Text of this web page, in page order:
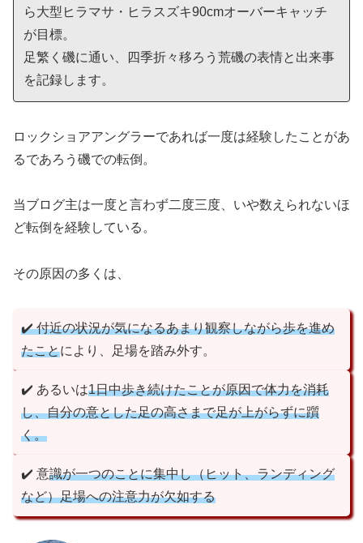
ら大型ヒラマサ・ヒラスズキ90cmオーバーキャッチ
が目標。
足繁く磯に通い、四季折々移ろう荒磯の表情と出来事
を記録します。
ロックショアアングラーであれば一度は経験したことがあ
るであろう磯での転倒。
当ブログ主は一度と言わず二度三度、いや数えられないほ
ど転倒を経験している。
その原因の多くは、
✔️ 付近の状況が気になるあまり観察しながら歩を進め
たことにより、足場を踏み外す。
✔️ あるいは1日中歩き続けたことが原因で体力を消耗
し、自分の意とした足の高さまで足が上がらずに躓
く。
✔️ 意識が一つのことに集中し（ヒット、ランディング
など）足場への注意力が欠如する